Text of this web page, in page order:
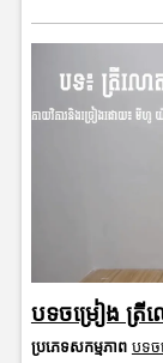
បទចម្រៀង ត្រី
ប្រភេទសកម្មភាព បទច